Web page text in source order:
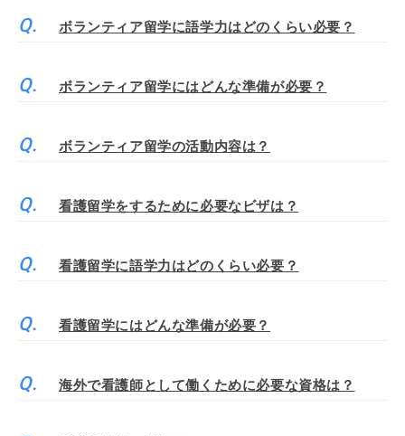
ボランティア留学に語学力はどのくらい必要？
ボランティア留学にはどんな準備が必要？
ボランティア留学の活動内容は？
看護留学をするために必要なビザは？
看護留学に語学力はどのくらい必要？
看護留学にはどんな準備が必要？
海外で看護師として働くために必要な資格は？